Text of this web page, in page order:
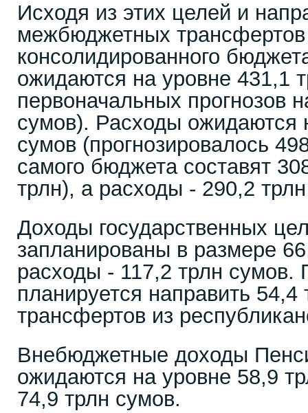
Исходя из этих целей и
межбюджетных
консолидированного
ожидаются на уровне 431,1
первоначальных прогнозов
сумов). Расходы ожидаются
сумов (прогнозировалось
самого бюджета составят
трлн), а расходы - 290,2
Доходы государственных
запланированы в размере
расходы - 117,2 трлн
планируется направить 54,4
трансфертов из
Внебюджетные доходы
ожидаются на уровне 58,9
74,9 трлн сумов.